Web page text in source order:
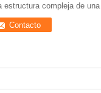
estructura compleja de
Contacto